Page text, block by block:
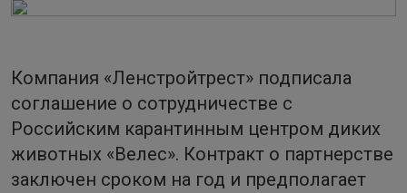
Компания «Ленстройтрест» подписала
соглашение о сотрудничестве с
Российским карантинным центром диких
животных «Велес». Контракт о партнерстве
заключен сроком на год и предполагает